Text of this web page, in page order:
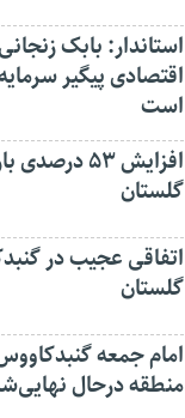
اقتصادی پیگیر
است
افزایش ۵۳
گلستان
اتفاقی عجیب در‌
گلستان
امام جمعه
منطقه درحال